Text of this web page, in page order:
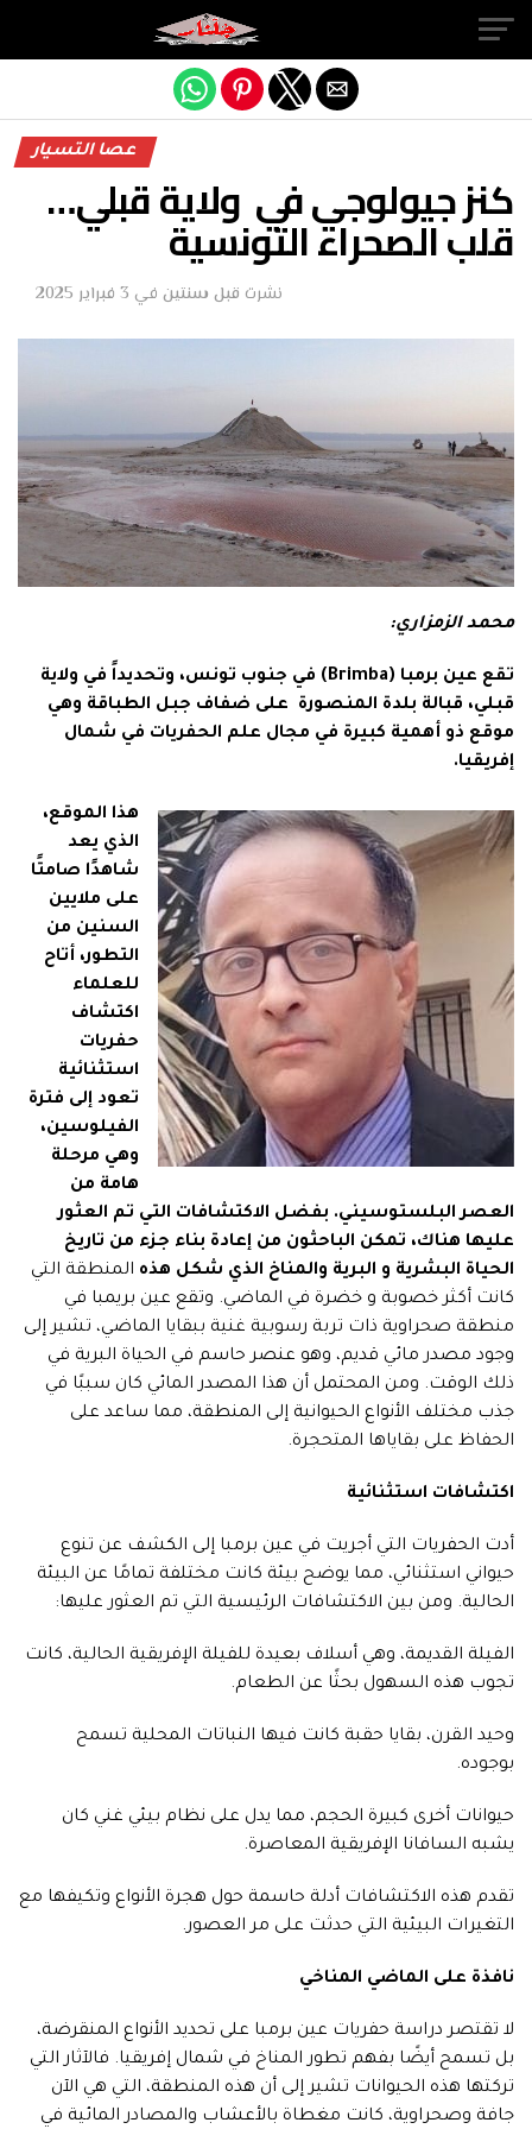
عصا التسيار
كنز جيولوجي في ولاية قبلي…
قلب الصحراء التونسية
نشرت قبل سنتين في 3 فبراير 2025
محمد الزمزاري:
تقع عين برمبا (Brimba) في جنوب تونس، وتحديداً في ولاية
قبلي، قبالة بلدة المنصورة على ضفاف جبل الطباقة وهي
موقع ذو أهمية كبيرة في مجال علم الحفريات في شمال
إفريقيا.
هذا الموقع،
الذي يعد
شاهدًا صامتًا
على ملايين
السنين من
التطور، أتاح
للعلماء
اكتشاف
حفريات
استثنائية
تعود إلى فترة
الفيلوسين،
وهي مرحلة
هامة من
العصر البلستوسيني. بفضل الاكتشافات التي تم العثور
عليها هناك، تمكن الباحثون من إعادة بناء جزء من تاريخ
الحياة البشرية و البرية والمناخ الذي شكل هذه المنطقة التي
كانت أكثر خصوبة و خضرة في الماضي. وتقع عين بريمبا في
منطقة صحراوية ذات تربة رسوبية غنية ببقايا الماضي، تشير إلى
وجود مصدر مائي قديم، وهو عنصر حاسم في الحياة البرية في
ذلك الوقت. ومن المحتمل أن هذا المصدر المائي كان سببًا في
جذب مختلف الأنواع الحيوانية إلى المنطقة، مما ساعد على
الحفاظ على بقاياها المتحجرة.
اكتشافات استثنائية
أدت الحفريات التي أجريت في عين برمبا إلى الكشف عن تنوع
حيواني استثنائي، مما يوضح بيئة كانت مختلفة تمامًا عن البيئة
الحالية. ومن بين الاكتشافات الرئيسية التي تم العثور عليها:
الفيلة القديمة، وهي أسلاف بعيدة للفيلة الإفريقية الحالية، كانت
تجوب هذه السهول بحثًا عن الطعام.
وحيد القرن، بقايا حقبة كانت فيها النباتات المحلية تسمح
بوجوده.
حيوانات أخرى كبيرة الحجم، مما يدل على نظام بيئي غني كان
يشبه السافانا الإفريقية المعاصرة.
تقدم هذه الاكتشافات أدلة حاسمة حول هجرة الأنواع وتكيفها مع
التغيرات البيئية التي حدثت على مر العصور.
نافذة على الماضي المناخي
لا تقتصر دراسة حفريات عين برمبا على تحديد الأنواع المنقرضة،
بل تسمح أيضًا بفهم تطور المناخ في شمال إفريقيا. فالآثار التي
تركتها هذه الحيوانات تشير إلى أن هذه المنطقة، التي هي الآن
جافة وصحراوية، كانت مغطاة بالأعشاب والمصادر المائية في
Exit mobile version